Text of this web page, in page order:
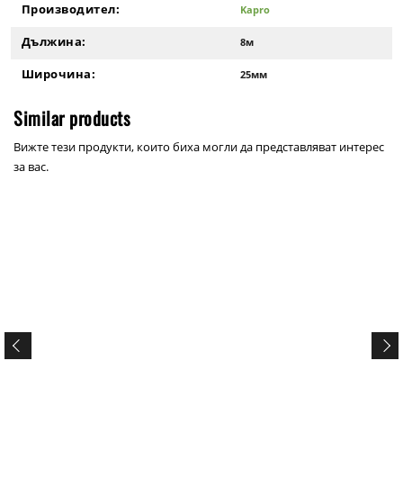
Производител: Kapro
Дължина: 8м
Широчина: 25мм
Similar products
Вижте тези продукти, които биха могли да представляват интерес
за вас.